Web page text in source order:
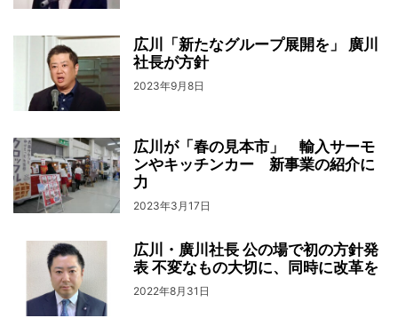
広川「新たなグループ展開を」 廣川
社長が方針
2023年9月8日
広川が「春の見本市」 輸入サーモ
ンやキッチンカー 新事業の紹介に
力
2023年3月17日
広川・廣川社長 公の場で初の方針発
表 不変なもの大切に、同時に改革を
2022年8月31日